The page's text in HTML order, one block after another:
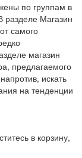
по группам в
разделе Магазин
самого
магазин
предлагаемого
искать
на тенденции
в корзину,